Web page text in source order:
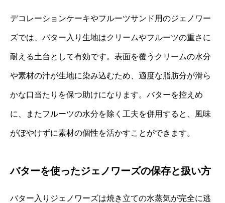
デコレーションケーキやフルーツサンド用のジェノワー
ズでは、バター入り生地はクリームやフルーツの重さに
耐える土台として有効です。表面を覆うクリームの水分
や素材の汁が生地に染み込むため、適度な脂肪分が滑ら
かな口当たりを保つ助けになります。バターを控えめ
に、またフルーツの水分を除く工夫を併用すると、風味
がぼやけずに素材の個性を活かすことができます。
バターを使ったジェノワーズの保存と扱い方
バター入りジェノワーズは焼き立ての水蒸気が完全に逃